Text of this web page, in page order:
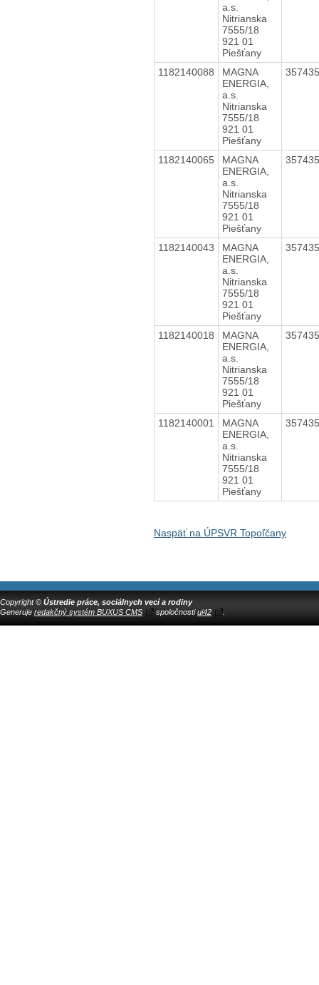
a.s.
Nitrianska
7555/18
921 01
Piešťany
1182140088
MAGNA
ENERGIA,
a.s.
Nitrianska
7555/18
921 01
Piešťany
1182140065
MAGNA
ENERGIA,
a.s.
Nitrianska
7555/18
921 01
Piešťany
1182140043
MAGNA
ENERGIA,
a.s.
Nitrianska
7555/18
921 01
Piešťany
1182140018
MAGNA
ENERGIA,
a.s.
Nitrianska
7555/18
921 01
Piešťany
1182140001
MAGNA
ENERGIA,
a.s.
Nitrianska
7555/18
921 01
Piešťany
Naspäť na ÚPSVR Topoľčany
Copyright © Ústredie práce, sociálnych vecí a rodiny
Generuje redakčný systém BUXUS CMS spoločnostiui42